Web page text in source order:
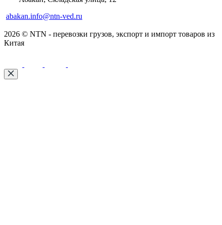
abakan.info@ntn-ved.ru
2026 © NTN - перевозки грузов, экспорт и импорт товаров из
Китая